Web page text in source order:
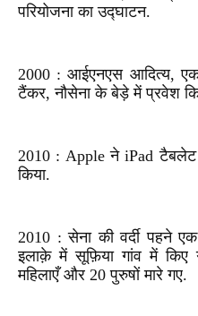
परियोजना का उद्घाटन.
2000 : आईएनएस आदित्य,
टैंकर, नौसेना के बेड़े में प्रवेश
2010 : Apple ने iPad टैबलेट
किया.
2010 : सेना की वर्दी पहने एक
इलाक़े में सूफ़िया गांव में
महिलाएँ और 20 पुरुषों मारे गए.